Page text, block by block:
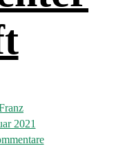
2021
zu
Das